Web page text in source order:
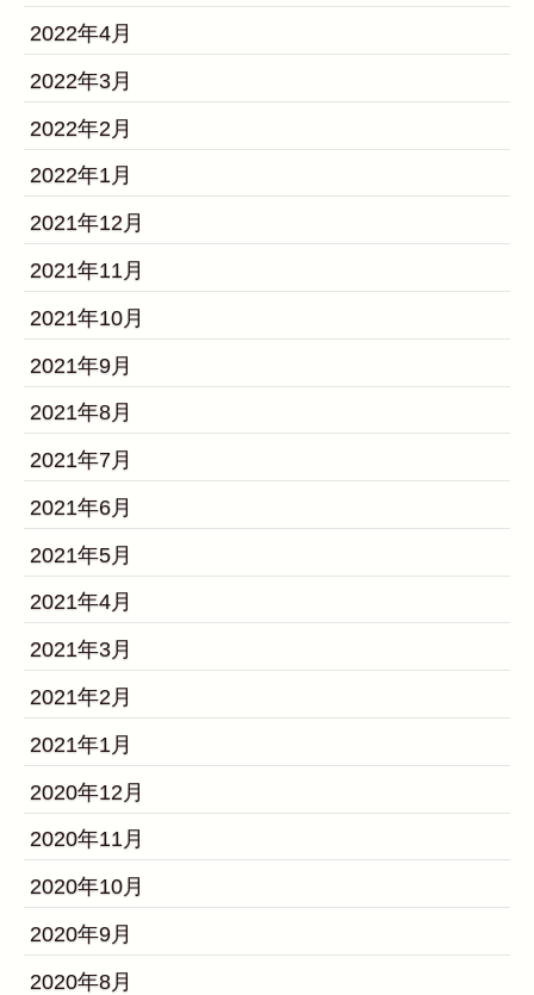
2022年4月
2022年3月
2022年2月
2022年1月
2021年12月
2021年11月
2021年10月
2021年9月
2021年8月
2021年7月
2021年6月
2021年5月
2021年4月
2021年3月
2021年2月
2021年1月
2020年12月
2020年11月
2020年10月
2020年9月
2020年8月